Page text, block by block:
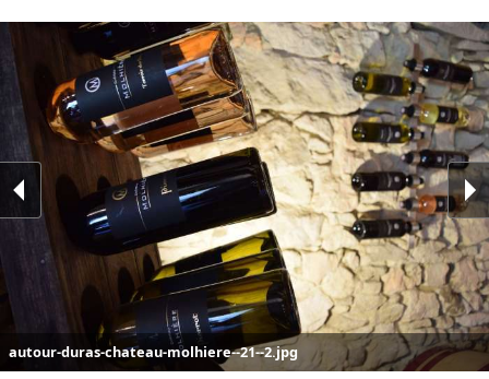
autour-duras-chateau-molhiere--21--2.jpg